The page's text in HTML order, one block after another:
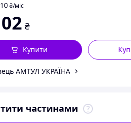
₴/міс
₴
Купити
АМТУЛ УКРАЇНА
частинами